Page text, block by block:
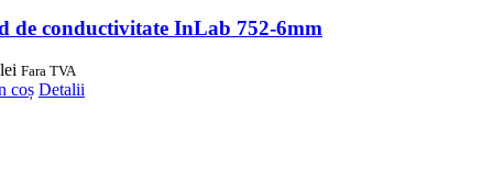
de conductivitate InLab 752-6mm
lei Fara TVA
coș Detalii